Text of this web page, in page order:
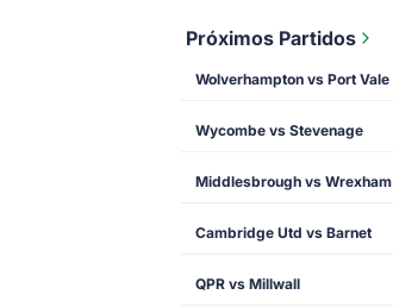
Próximos Partidos
Wolverhampton vs Port Vale
Wycombe vs Stevenage
Middlesbrough vs Wrexham
Cambridge Utd vs Barnet
QPR vs Millwall